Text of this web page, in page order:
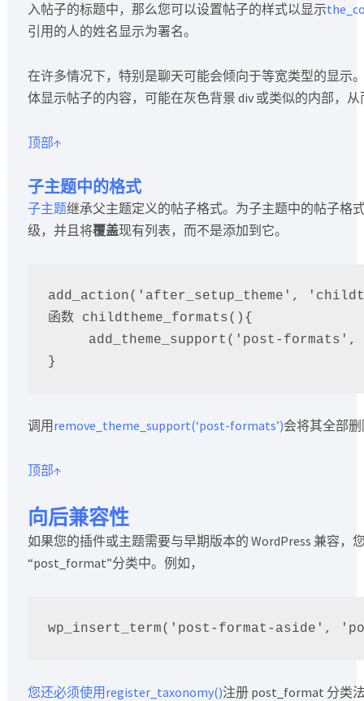
入帖子的标题中，那么您可以设置帖子的样式以显示
引用的人的姓名显示为署名。
在许多情况下，特别是聊天可能会倾向于等宽类型的显示
体显示帖子的内容，可能在灰色背景 div 或类似的内部，
顶部↑
子主题中的格式
子主题继承父主题定义的帖子格式。为子主题中的帖子格
级，并且将覆盖现有列表，而不是添加到它。
add_action('after_setup_theme',
函数 childtheme_formats(){
调用 remove_theme_support(‘post-formats’)会将其全部
顶部↑
向后兼容性
如果您的插件或主题需要与早期版本的 WordPress 兼容
“post_format”分类中。例如，
您还必须使用register_taxonomy()注册 post_format 分类